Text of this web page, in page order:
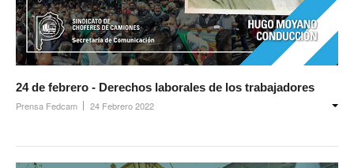
24 de febrero - Derechos laborales de los trabajadores
Prensa Fedcam 24 Febrero 2022